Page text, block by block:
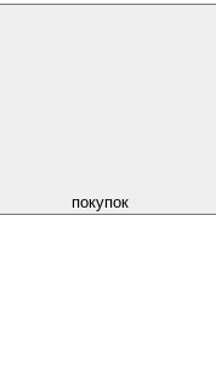
покупок